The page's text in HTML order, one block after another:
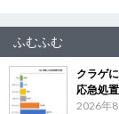
ふむふむ
クラゲ
応急処
2026年